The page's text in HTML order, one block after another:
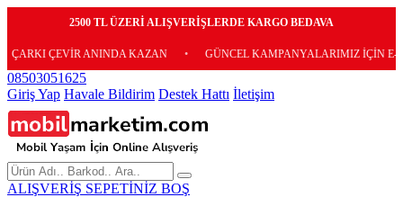
2500 TL ÜZERİ ALIŞVERİŞLERDE KARGO BEDAVA
ANINDA KAZAN • GÜNCEL KAMPANYALARIMIZ İÇİN E-
08503051625
Giriş Yap Havale Bildirim Destek Hattı İletişim
ALIŞVERİŞ SEPETİNİZ BOŞ